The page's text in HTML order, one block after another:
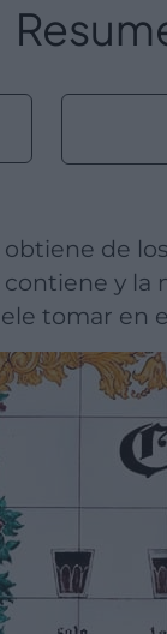
obtiene de
y la
tomar en